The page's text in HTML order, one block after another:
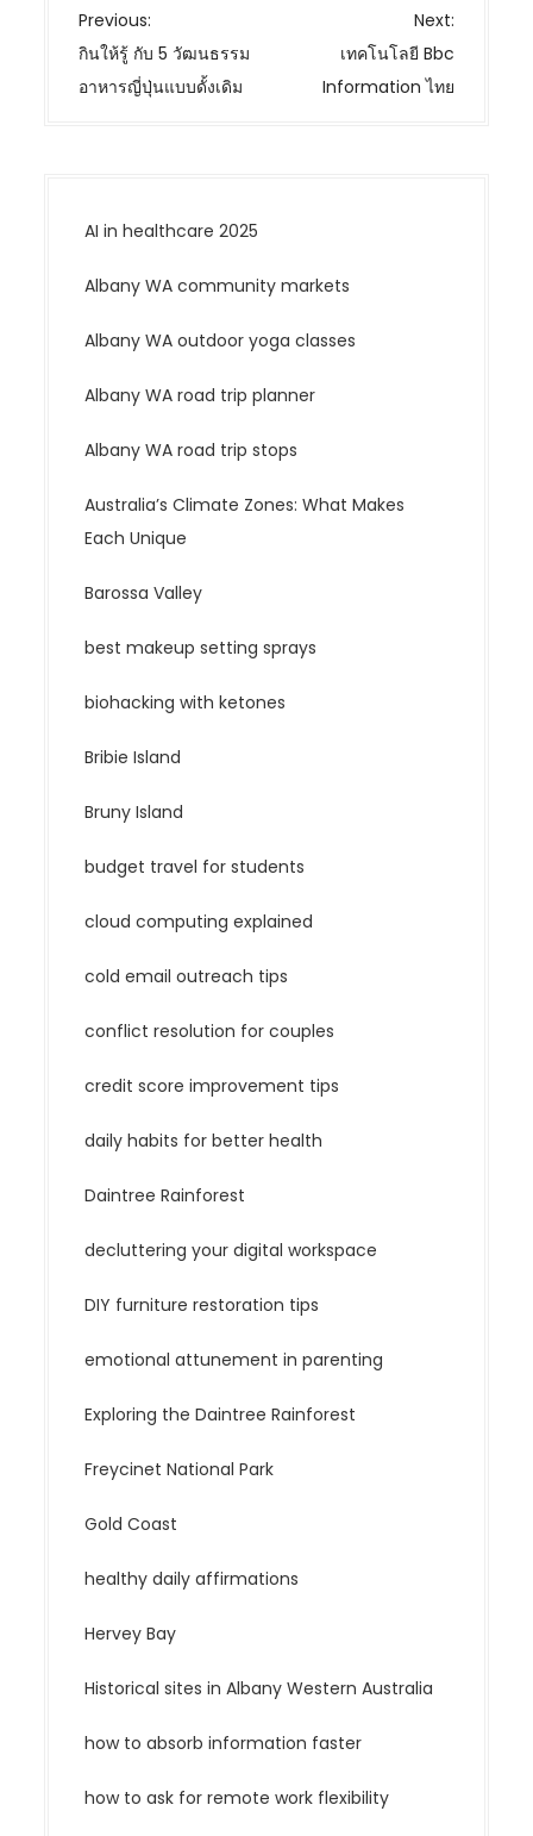
P
o
s
g
t
o
n
Previous:
กินให้รู้ กับ 5 วัฒนธรรม
อาหารญี่ปุ่นแบบดั้งเดิม
Next:
เทคโนโลยี Bbc
Information ไทย
AI in healthcare 2025
Albany WA community markets
Albany WA outdoor yoga classes
Albany WA road trip planner
Albany WA road trip stops
Australia’s Climate Zones: What Makes
Each Unique
Barossa Valley
best makeup setting sprays
biohacking with ketones
Bribie Island
Bruny Island
budget travel for students
cloud computing explained
cold email outreach tips
conflict resolution for couples
credit score improvement tips
daily habits for better health
Daintree Rainforest
decluttering your digital workspace
DIY furniture restoration tips
emotional attunement in parenting
Exploring the Daintree Rainforest
Freycinet National Park
Gold Coast
healthy daily affirmations
Hervey Bay
Historical sites in Albany Western Australia
how to absorb information faster
how to ask for remote work flexibility